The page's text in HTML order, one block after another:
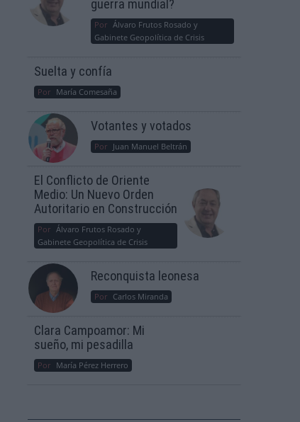
guerra mundial?
Por Álvaro Frutos Rosado y
Gabinete Geopolítica de Crisis
Suelta y confía
Por María Comesaña
Votantes y votados
Por Juan Manuel Beltrán
El Conflicto de Oriente
Medio: Un Nuevo Orden
Autoritario en Construcción
Por Álvaro Frutos Rosado y
Gabinete Geopolítica de Crisis
Reconquista leonesa
Por Carlos Miranda
Clara Campoamor: Mi
sueño, mi pesadilla
Por María Pérez Herrero